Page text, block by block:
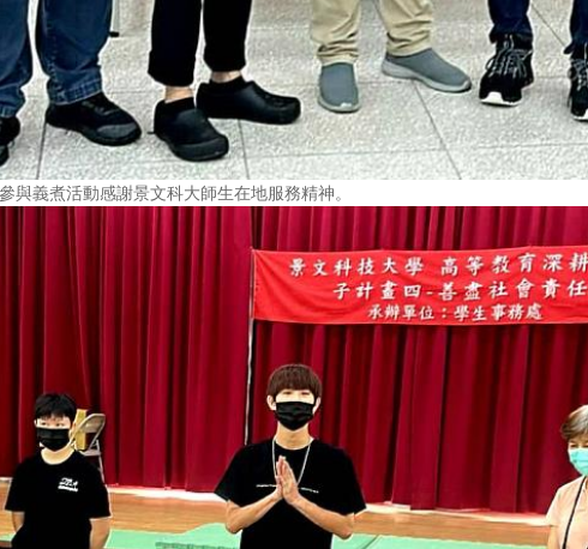
與義煮活動感謝景文科大師生在地服務精神。